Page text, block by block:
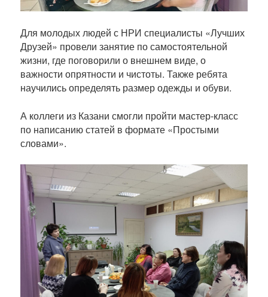
к
ц
и
и
Для молодых людей с НРИ специалисты «Лучших
Друзей» провели занятие по самостоятельной
жизни, где поговорили о внешнем виде, о
важности опрятности и чистоты. Также ребята
научились определять размер одежды и обуви.
А коллеги из Казани смогли пройти мастер-класс
по написанию статей в формате «Простыми
словами».